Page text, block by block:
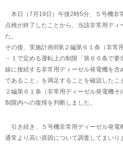
本日（7月19日）午後2時5分、５号機非
点検が終了したことから、当該非常用ディ
た。
その後、実施計画III第２編第６１条（非常
－１で定める運転上の制限「第６６条で
線に接続する非常用ディーゼル発電機を
であること」を満足することを確認した
２編第６１条（非常用ディーゼル発電機
制限内への復帰を判断しました。
引き続き、５号機非常用ディーゼル発電
通常より高い原因について調査してまいり